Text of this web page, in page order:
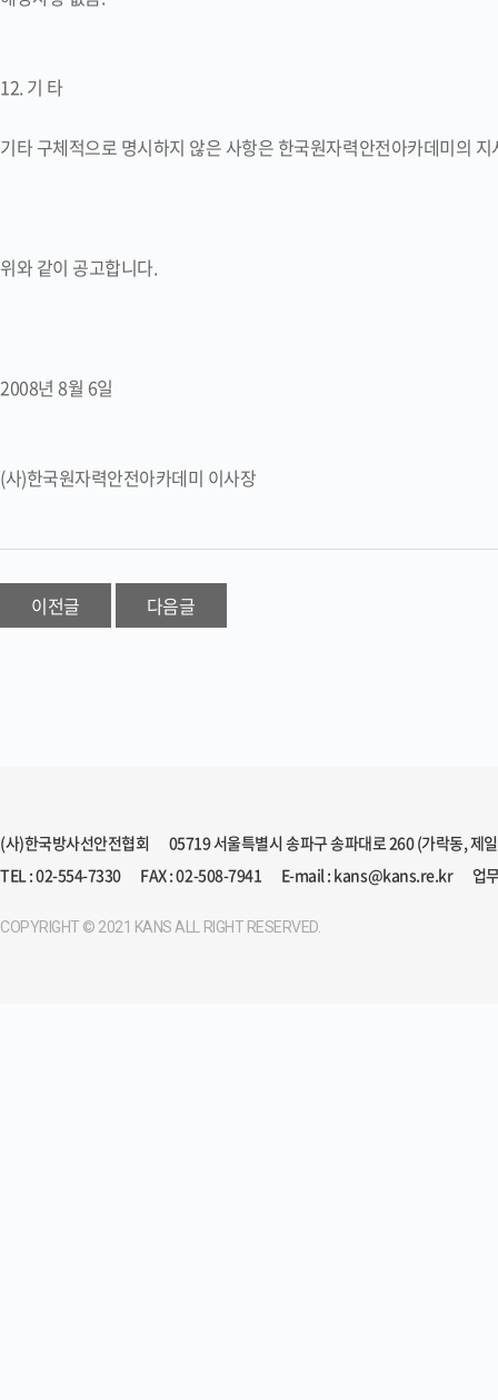
12. 기 타
기타 구체적으로 명시하지 않은 사항은 한국원자력안전아카데미의
위와 같이 공고합니다.
2008년 8월 6일
(사)한국원자력안전아카데미 이사장
이전글 다음글
(사)한국방사선안전협회
05719 서울특별시 송파구 송파대로 260 (가락동, 제
TEL : 02-554-7330
FAX : 02-508-7941 E-mail : kans@kans.re.kr 업
COPYRIGHT © 2021 KANS ALL RIGHT RESERVED.